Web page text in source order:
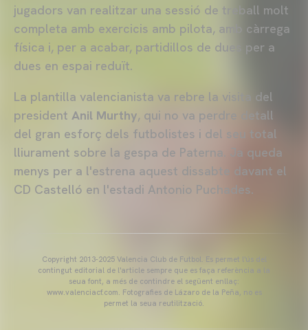
jugadors van realitzar una sessió de treball molt
completa amb exercicis amb pilota, amb càrrega
física i, per a acabar, partidillos de dues per a
dues en espai reduït.
La plantilla valencianista va rebre la visita del
president Anil Murthy, qui no va perdre detall
del gran esforç dels futbolistes i del seu total
lliurament sobre la gespa de Paterna. Ja queda
menys per a l'estrena aquest dissabte davant el
CD Castelló en l'estadi Antonio Puchades.
Copyright 2013-2025 Valencia Club de Futbol. Es permet l'ús del
contingut editorial de l'article sempre que es faça referència a la
seua font, a més de contindre el següent enllaç:
www.valenciacf.com. Fotografies de Lázaro de la Peña, no es
permet la seua reutilització.